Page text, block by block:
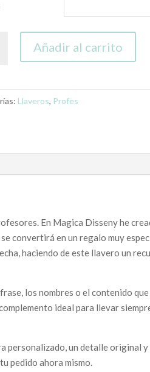
Añadir al carrito
Llaveros, Profes
En Magica Disseny he
convertirá en un regalo muy
haciendo de este llavero un
los nombres o el contenido que
ideal para llevar
personalizado, un detalle original y
pedido ahora mismo.